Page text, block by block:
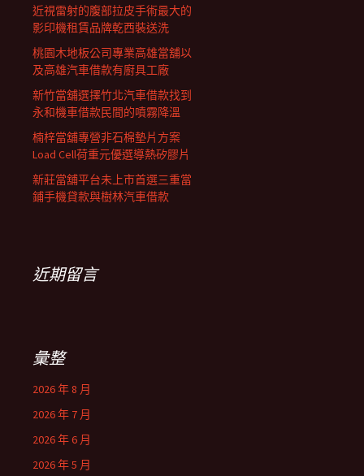
近視雷射的腹部拉皮手術最大的
影印機租賃品牌乾西裝送洗
桃園木地板公司專業高雄當舖以
及高雄汽車借款有廚具工廠
新竹當舖選擇竹北汽車借款找到
永和機車借款民間的噴霧降溫
楠梓當舖專營非石棉墊片方案
Load Cell荷重元優選導熱矽膠片
新莊當舖平台未上市首選三重當
鋪手機貸款與樹林汽車借款
近期留言
彙整
2026 年 8 月
2026 年 7 月
2026 年 6 月
2026 年 5 月